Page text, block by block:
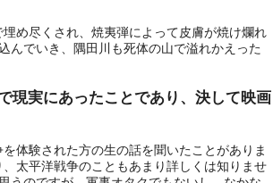
め尽くされ、焼夷弾によって皮膚が焼け爛れ
んでいき、隅田川も死体の山で溢れかえった
現実にあったことであり、決して映画
体験された方の生の話を聞いたことがありま
太平洋戦争のこともあまり詳しくは知りませ